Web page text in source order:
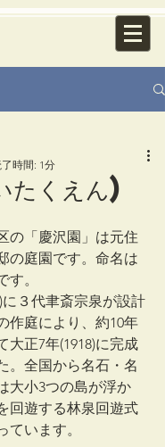
たくえん)
時間: 1分
「慶沢園」は元住
の庭園です。命名は
。
３代聿斎宗泉が設計
作庭により、約10年
大正7年(1918)に完成
。全国から名石・名
大小3つの島が浮か
回遊する林泉回遊式
ています。